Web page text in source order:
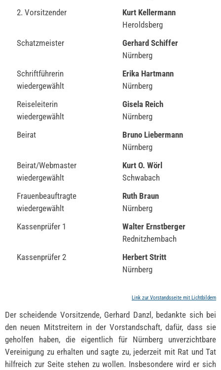
2. Vorsitzender
Kurt Kellermann
Heroldsberg
Schatzmeister
Gerhard Schiffer
Nürnberg
Schriftführerin
wiedergewählt
Erika Hartmann
Nürnberg
Reiseleiterin
wiedergewählt
Gisela Reich
Nürnberg
Beirat
Bruno Liebermann
Nürnberg
Beirat/Webmaster
wiedergewählt
Kurt O. Wörl
Schwabach
Frauenbeauftragte
wiedergewählt
Ruth Braun
Nürnberg
Kassenprüfer 1
Walter Ernstberger
Rednitzhembach
Kassenprüfer 2
Herbert Stritt
Nürnberg
Link zur Vorstandsseite mit Lichtbildern
Der scheidende Vorsitzende, Gerhard Danzl, bedankte sich bei
den neuen Mitstreitern in der Vorstandschaft, dafür, dass sie
geholfen haben, die eigentlich für Nürnberg unverzichtbare
Vereinigung zu erhalten und sagte zu, jederzeit mit Rat und Tat
hilfreich zur Seite stehen zu wollen. Insbesondere wird er sich